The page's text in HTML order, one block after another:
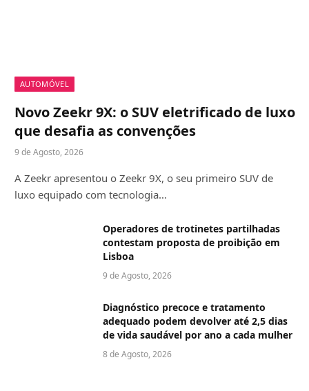
AUTOMÓVEL
Novo Zeekr 9X: o SUV eletrificado de luxo
que desafia as convenções
9 de Agosto, 2026
A Zeekr apresentou o Zeekr 9X, o seu primeiro SUV de
luxo equipado com tecnologia…
Operadores de trotinetes partilhadas
contestam proposta de proibição em
Lisboa
9 de Agosto, 2026
Diagnóstico precoce e tratamento
adequado podem devolver até 2,5 dias
de vida saudável por ano a cada mulher
8 de Agosto, 2026